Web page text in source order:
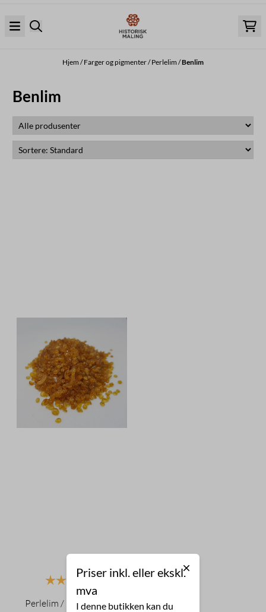
Hjem /Farger og pigmenter/Perlelim /Benlim
Benlim
Karakter: 4.0 av 5 mulige
Perlelim / benlim
Priser inkl. eller ekskl.
mva
I denne butikken kan du